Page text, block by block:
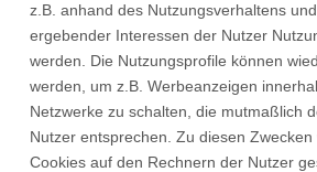
z.B. anhand des Nutzungsverhaltens
ergebender Interessen der Nutzer
werden. Die Nutzungsprofile können
werden, um z.B. Werbeanzeigen
Netzwerke zu schalten, die mutmaßlich
Nutzer entsprechen. Zu diesen
Cookies auf den Rechnern der Nutzer